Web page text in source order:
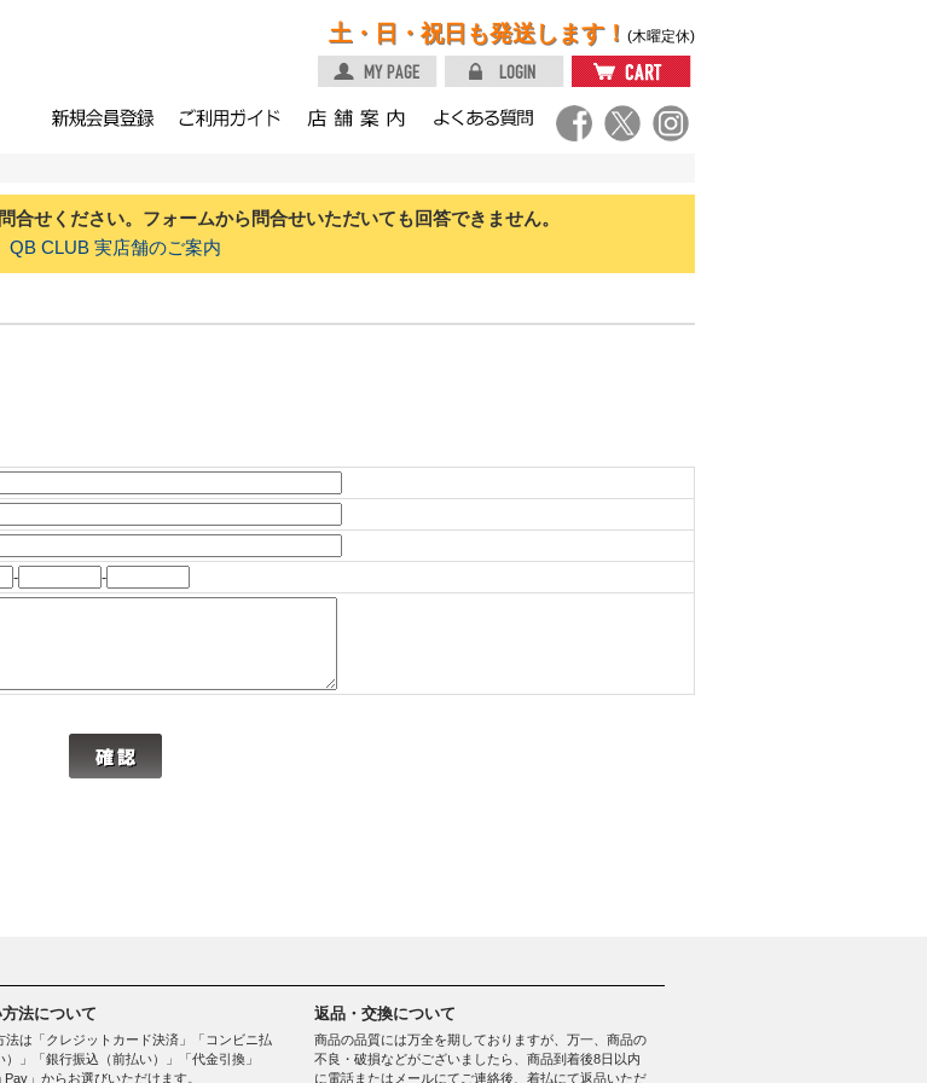
土・日・祝日も発送します！ (木曜定休)
合せください。フォームから問合せいただいても回答できません。
QB CLUB 実店舗のご案内
- -
法について
法は「クレジットカード決済」「コンビニ払
）」「銀行振込（前払い）」「代金引換」
Pay」からお選びいただけます。
返品・交換について
商品の品質には万全を期しておりますが、万一、商品の
不良・破損などがございましたら、商品到着後8日以内
に電話またはメールにてご連絡後、着払にて返品いただ